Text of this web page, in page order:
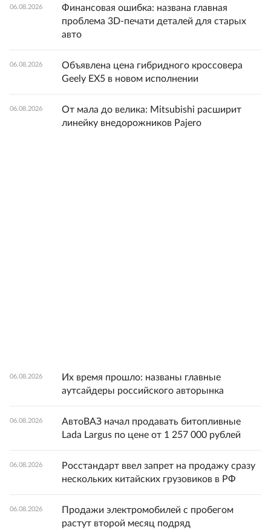
06.08.2026
Финансовая ошибка: названа главная
проблема 3D-печати деталей для старых
авто
06.08.2026
Объявлена цена гибридного кроссовера
Geely EX5 в новом исполнении
06.08.2026
От мала до велика: Mitsubishi расширит
линейку внедорожников Pajero
06.08.2026
Их время прошло: названы главные
аутсайдеры российского авторынка
06.08.2026
АвтоВАЗ начал продавать битопливные
Lada Largus по цене от 1 257 000 рублей
06.08.2026
Росстандарт ввел запрет на продажу сразу
нескольких китайских грузовиков в РФ
06.08.2026
Продажи электромобилей с пробегом
растут второй месяц подряд